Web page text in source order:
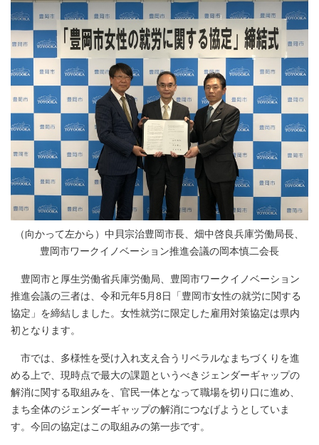
（向かって左から）中貝宗治豊岡市長、畑中啓良兵庫労働局長、
豊岡市ワークイノベーション推進会議の岡本慎二会長
豊岡市と厚生労働省兵庫労働局、豊岡市ワークイノベーション
推進会議の三者は、令和元年5月8日「豊岡市女性の就労に関する
協定」を締結しました。女性就労に限定した雇用対策協定は県内
初となります。
市では、多様性を受け入れ支え合うリベラルなまちづくりを進
める上で、現時点で最大の課題というべきジェンダーギャップの
解消に関する取組みを、官民一体となって職場を切り口に進め、
まち全体のジェンダーギャップの解消につなげようとしていま
す。今回の協定はこの取組みの第一歩です。